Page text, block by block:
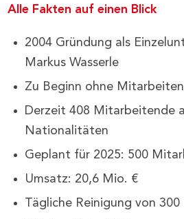
Alle Fakten auf einen Blick
2004 Gründung als
Markus Wasserle
Zu Beginn ohne
Derzeit 408 Mitarbeitende
Nationalitäten
Geplant für 2025: 500
Umsatz: 20,6 Mio. €
Tägliche Reinigung von 300